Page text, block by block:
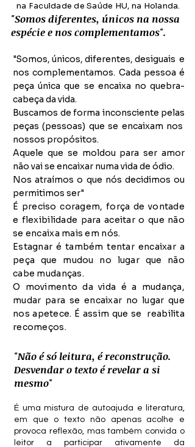
na Faculdade de Saúde HU, na Holanda.
"Somos diferentes, únicos na nossa
espécie e nos complementamos".
"Somos, únicos, diferentes, desiguais e
nos complementamos. Cada pessoa é
peça única que se encaixa no quebra-
cabeça da vida.
Buscamos de forma inconsciente pelas
peças (pessoas) que se encaixam nos
nossos propósitos.
Aquele que se moldou para ser amor
não vai se encaixar numa vida de ódio.
Nos atraímos o que nós decidimos ou
permitimos ser"
É preciso coragem, força de vontade
e flexibilidade para aceitar o que não
se encaixa mais em nós.
Estagnar é também tentar encaixar a
peça que mudou no lugar que não
cabe mudanças.
O movimento da vida é a mudança,
mudar para se encaixar no lugar que
nos apetece. É assim que se reabilita
recomeços.
"Não é só leitura, é reconstrução.
Desvendar o texto é revelar a si
mesmo"
É uma mistura de autoajuda e literatura,
em que o texto não apenas acolhe e
provoca reflexão, mas também convida o
leitor a participar ativamente da